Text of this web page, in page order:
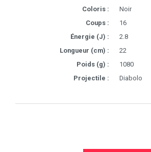
Coloris :
Noir
Coups :
16
Énergie (J) :
2.8
Longueur (cm) :
22
Poids (g) :
1080
Projectile :
Diabolo